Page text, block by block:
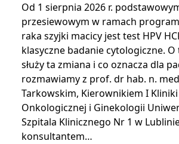
Od 1 sierpnia 2026 r.
przesiewowym w ramach
raka szyjki macicy jest test HPV
klasyczne badanie cytologiczne. O
służy ta zmiana i co oznacza dla
rozmawiamy z prof. dr hab. n.
Tarkowskim, Kierownikiem I
Onkologicznej i Ginekologii
Szpitala Klinicznego Nr 1 w
konsultantem…